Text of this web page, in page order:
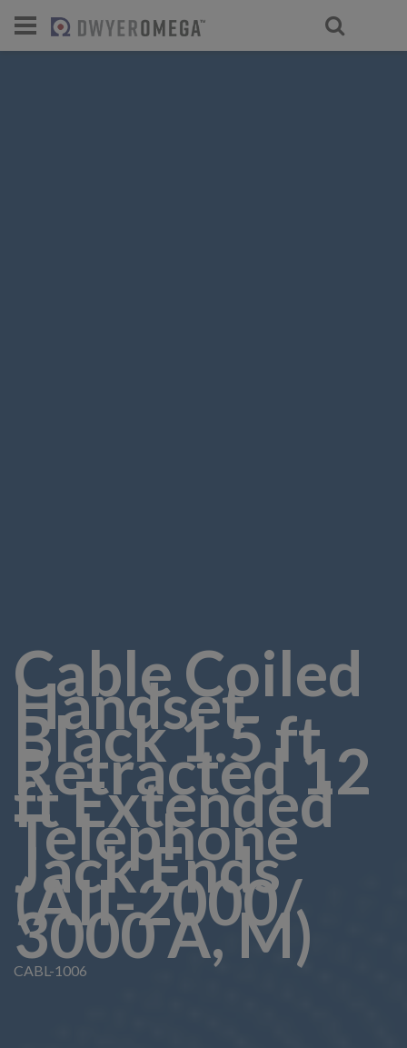
Cable Coiled
Handset
Black 1.5 ft
Retracted 12
ft Extended
Telephone
Jack Ends
(AII-2000/
3000 A, M)
CABL-1006